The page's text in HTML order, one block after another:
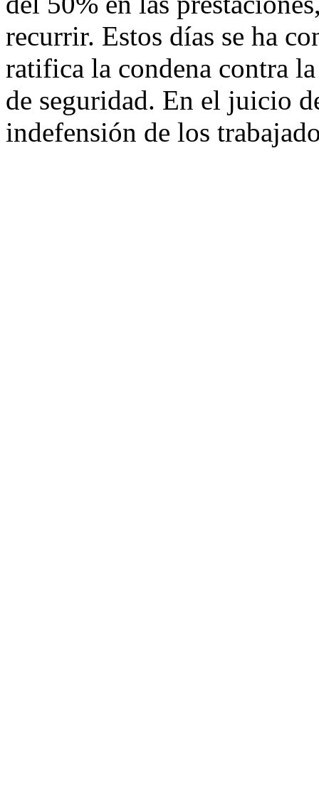
recurrir. Estos días se ha
ratifica la condena contra
de seguridad. En el juicio
indefensión de los